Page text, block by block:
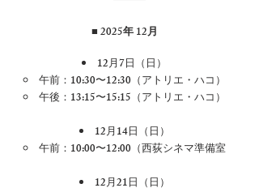
■ 2025年 12月
12月7日（日）
午前：10:30〜12:30（アトリエ・ハコ）
午後：13:15〜15:15（アトリエ・ハコ）
12月14日（日）
午前：10:00〜12:00（西荻シネマ準備室​
12月21日（日）